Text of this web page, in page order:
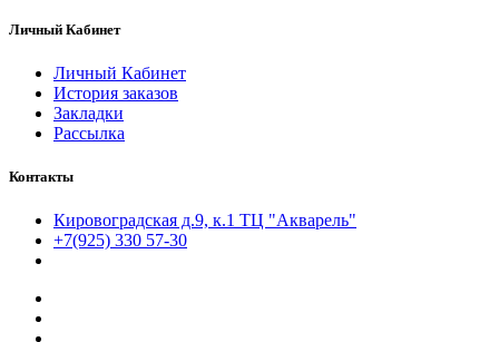
Личный Кабинет
Личный Кабинет
История заказов
Закладки
Рассылка
Контакты
Кировоградская д.9, к.1 ТЦ "Акварель"
+7(925) 330 57-30